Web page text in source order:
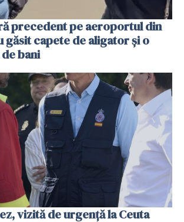
precedent pe aeroportul din
găsit capete de aligator și o
bani
vizită de urgență la Ceuta